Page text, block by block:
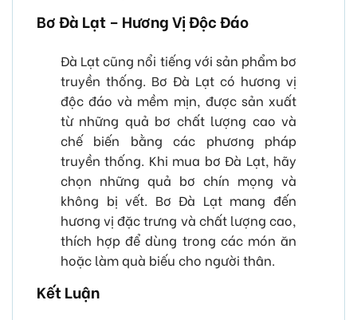
Bơ Đà Lạt – Hương Vị Độc Đáo
Đà Lạt cũng nổi tiếng với sản phẩm bơ
truyền thống. Bơ Đà Lạt có hương vị
độc đáo và mềm mịn, được sản xuất
từ những quả bơ chất lượng cao và
chế biến bằng các phương pháp
truyền thống. Khi mua bơ Đà Lạt, hãy
chọn những quả bơ chín mọng và
không bị vết. Bơ Đà Lạt mang đến
hương vị đặc trưng và chất lượng cao,
thích hợp để dùng trong các món ăn
hoặc làm quà biếu cho người thân.
Kết Luận